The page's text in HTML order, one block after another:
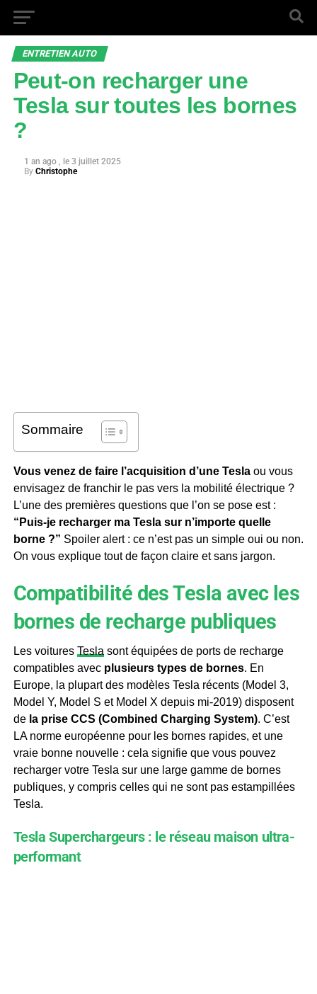
ENTRETIEN AUTO
Peut-on recharger une
Tesla sur toutes les bornes
?
1 an ago
3 juillet 2025
By Christophe
Sommaire
Vous venez de faire l’acquisition d’une Teslaou vous
envisagez de franchir le pas vers la mobilité électrique ?
L’une des premières questions que l’on se pose est :
“Puis-je recharger ma Tesla sur n’importe quelle
borne ?” Spoiler alert : ce n’est pas un simple oui ou non.
On vous explique tout de façon claire et sans jargon.
Compatibilité des Tesla avec les
bornes de recharge publiques
Les voitures Tesla sont équipées de ports de recharge
compatibles avec plusieurs types de bornes. En
Europe, la plupart des modèles Tesla récents (Model 3,
Model Y, Model S et Model X depuis mi-2019) disposent
de la prise CCS (Combined Charging System). C’est
LA norme européenne pour les bornes rapides, et une
vraie bonne nouvelle : cela signifie que vous pouvez
recharger votre Tesla sur une large gamme de bornes
publiques, y compris celles qui ne sont pas estampillées
Tesla.
Tesla Superchargeurs : le réseau maison ultra-
performant